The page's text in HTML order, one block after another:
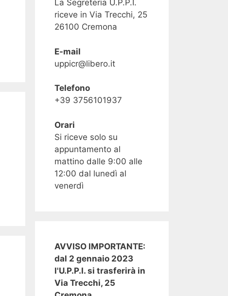
La Segreteria U.P.P.I.
riceve in Via Trecchi, 25
26100 Cremona
E-mail
uppicr@libero.it
Telefono
+39 3756101937
Orari
Si riceve solo su
appuntamento al
mattino dalle 9:00 alle
12:00 dal lunedì al
venerdì
AVVISO IMPORTANTE:
dal 2 gennaio 2023
l'U.P.P.I. si trasferirà in
Via Trecchi, 25